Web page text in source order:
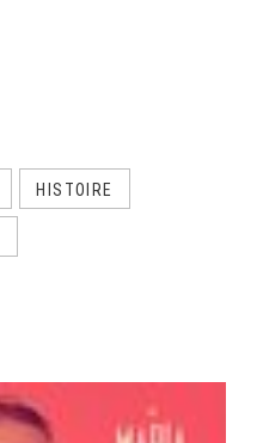
HISTOIRE